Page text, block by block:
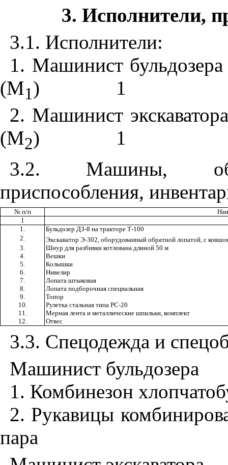
3. Исполнители,
3.1. Исполнители:
1. Машинист бульдозера
(М1)
1
2. Машинист
(М2)
1
3.2. Машины,
приспособления,
№ п/п
1
1.
Бульдозер ДЗ-8 на тракторе Т-100
2.
Экскаватор Э-302, оборудованный обратной лопатой, с
3.
Шнур для разбивки котлована длиной 50 м
4.
Вешки
5.
Колышки
6.
Нивелир
7.
Лопата штыковая
8.
Лопата подборочная специальная
9.
Топор
10.
Рулетка стальная типа РС-20
11.
Мерная лента и металлические шпильки, комплект
12.
Отвес
3.3. Спецодежда и
Машинист бульдозера
1. Комбинезон
2. Рукавицы
пара